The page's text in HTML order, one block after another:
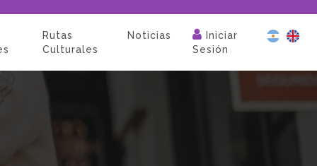
Rutas
Culturales
Noticias
Iniciar
Sesión